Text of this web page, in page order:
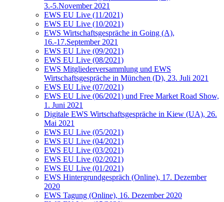
3.-5.November 2021
EWS EU Live (11/2021)
EWS EU Live (10/2021)
EWS Wirtschaftsgespräche in Going (A),
16.-17.September 2021
EWS EU Live (09/2021)
EWS EU Live (08/2021)
EWS Mitgliederversammlung und EWS
Wirtschaftsgespräche in München (D), 23. Juli 2021
EWS EU Live (07/2021)
EWS EU Live (06/2021) und Free Market Road Show,
1. Juni 2021
Digitale EWS Wirtschaftsgespräche in Kiew (UA), 26.
Mai 2021
EWS EU Live (05/2021)
EWS EU Live (04/2021)
EWS EU Live (03/2021)
EWS EU Live (02/2021)
EWS EU Live (01/2021)
EWS Hintergrundgespräch (Online), 17. Dezember
2020
EWS Tagung (Online), 16. Dezember 2020